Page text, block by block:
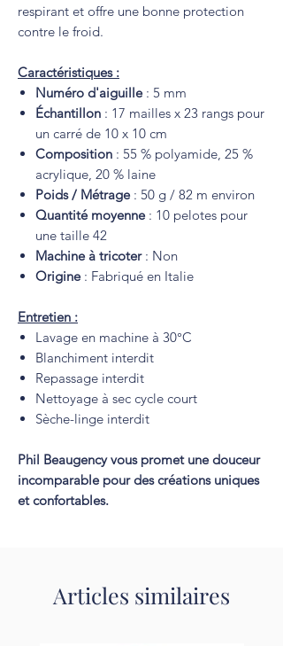
respirant et offre une bonne protection
contre le froid.
Caractéristiques :
Numéro d'aiguille: 5 mm
Échantillon : 17 mailles x 23 rangs pour
un carré de 10 x 10 cm
Composition : 55 % polyamide, 25 %
acrylique, 20 % laine
Poids / Métrage: 50 g / 82 m environ
Quantité moyenne: 10 pelotes pour
une taille 42
Machine à tricoter: Non
Origine: Fabriqué en Italie
Entretien :
Lavage en machine à 30°C
Blanchiment interdit
Repassage interdit
Nettoyage à sec cycle court
Sèche-linge interdit
Phil Beaugency vous promet une douceur
incomparable pour des créations uniques
et confortables.
Articles similaires